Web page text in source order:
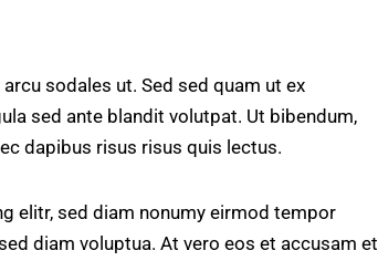
sodales ut. Sed sed quam ut ex
sed ante blandit volutpat. Ut bibendum,
dapibus risus risus quis lectus.
elitr, sed diam nonumy eirmod tempor
diam voluptua. At vero eos et accusam et